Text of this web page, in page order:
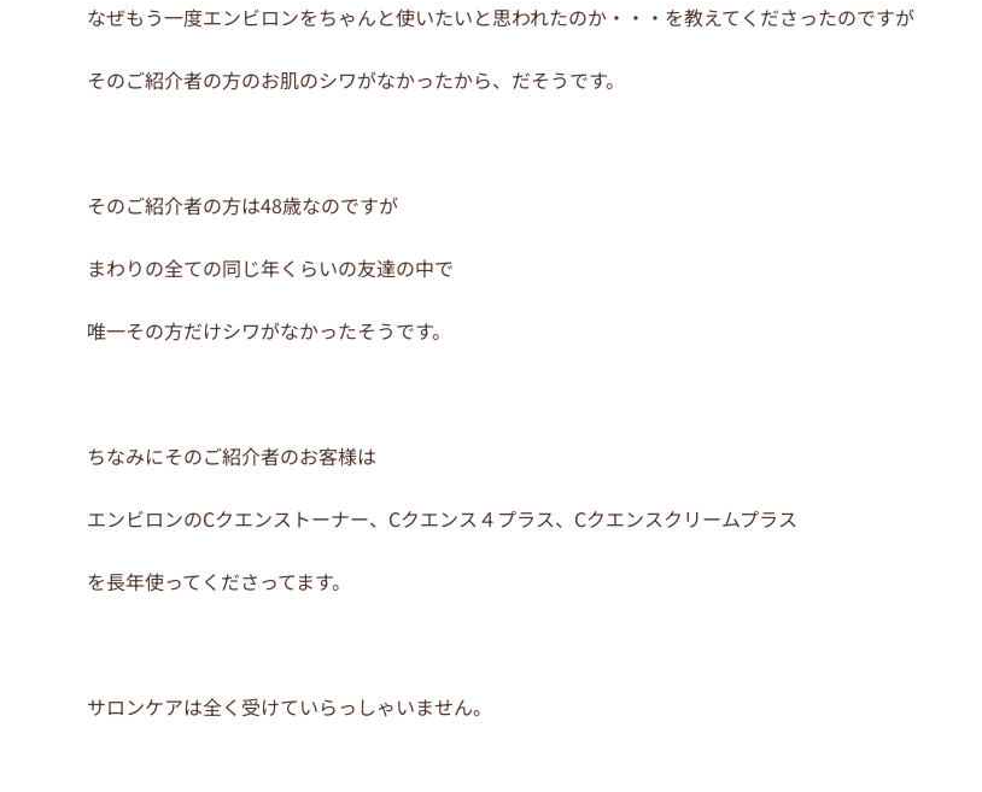
なぜもう一度エンビロンをちゃんと使いたいと思われたのか・・・を教えてくださったのですが
そのご紹介者の方のお肌のシワがなかったから、だそうです。
そのご紹介者の方は48歳なのですが
まわりの全ての同じ年くらいの友達の中で
唯一その方だけシワがなかったそうです。
ちなみにそのご紹介者のお客様は
エンビロンのCクエンストーナー、Cクエンス４プラス、Cクエンスクリームプラス
を長年使ってくださってます。
サロンケアは全く受けていらっしゃいません。